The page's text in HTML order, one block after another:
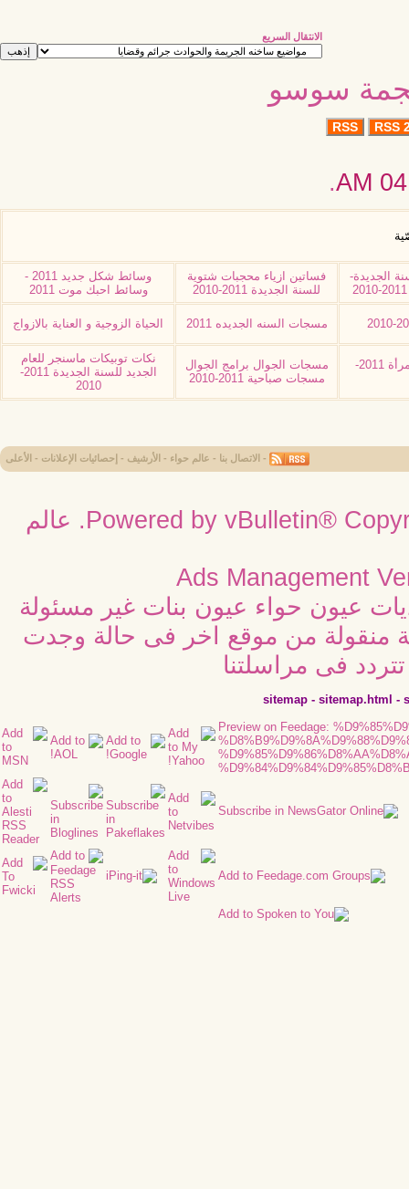
الانتقال السريع
سوسو
RSS RSS
.
الجديدة-
فساتين ازياء محجبات شتوية
للسنة الجديدة 2011-2010
وسائط شكل جديد 2011 -
وسائط احبك موت 2011
مسجات السنه الجديده 2011 الحياة الزوجية و العناية بالازواج
وظائف نسائية اعمال للمرأة 2011-
مسجات الجوال برامج الجوال
مسجات صباحية 2011-2010
نكات توبيكات ماسنجر للعام
الجديد للسنة الجديدة 2011-
2010
- الاتصال بنا - عالم حواء - الأرشيف - إحصائيات الإعلانات - الأعلى
Powered by vBulletin® عالم
Ads Management
عيون حواء عيون بنات غير مسئولة
منقولة من موقع اخر فى حالة وجدت
فى مراسلتنا
sitemap - sitemap.html -